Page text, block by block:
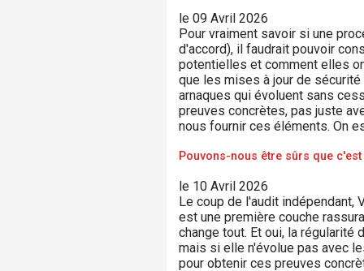
le 09 Avril 2026
Pour vraiment savoir si une
d'accord), il faudrait pouvoir
potentielles et comment elles
que les mises à jour de
arnaques qui évoluent sans
preuves concrètes, pas juste
nous fournir ces éléments. On
Pouvons-nous être sûrs que
le 10 Avril 2026
Le coup de l'audit indépendant,
est une première couche
change tout. Et oui, la régularité
mais si elle n'évolue pas avec
pour obtenir ces preuves